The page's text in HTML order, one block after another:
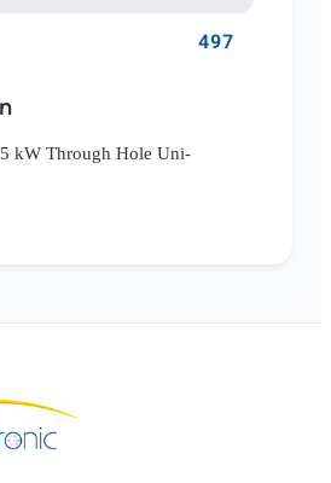
497
kW Through Hole Uni-